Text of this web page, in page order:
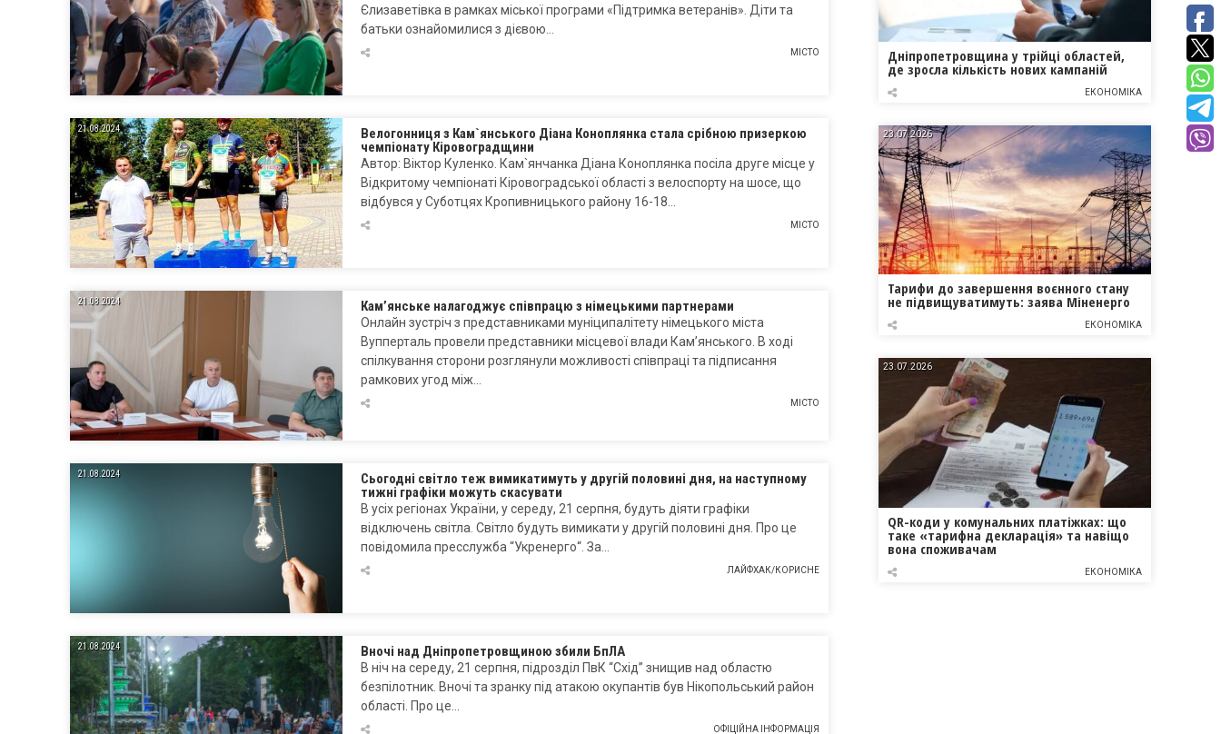
Єлизаветівка в рамках міської програми «Підтримка ветеранів». Діти та
батьки ознайомилися з дієвою…
МІСТО
21.08.2024
Велогонниця з Кам`янського Діана Коноплянка стала срібною призеркою
чемпіонату Кіровоградщини
Автор: Віктор Куленко. Кам`янчанка Діана Коноплянка посіла друге місце у
Відкритому чемпіонаті Кіровоградської області з велоспорту на шосе, що
відбувся у Суботцях Кропивницького району 16-18…
МІСТО
21.08.2024 Кам’янське налагоджує співпрацю з німецькими партнерами
Онлайн зустріч з представниками муніципалітету німецького міста
Вупперталь провели представники місцевої влади Кам’янського. В ході
спілкування сторони розглянули можливості співпраці та підписання
рамкових угод між…
МІСТО
21.08.2024
Сьогодні світло теж вимикатимуть у другій половині дня, на наступному
тижні графіки можуть скасувати
В усіх регіонах України, у середу, 21 серпня, будуть діяти графіки
відключень світла. Світло будуть вимикати у другій половині дня. Про це
повідомила пресслужба “Укренерго“. За…
ЛАЙФХАК/КОРИСНЕ
21.08.2024 Вночі над Дніпропетровщиною збили БпЛА
В ніч на середу, 21 серпня, підрозділ ПвК “Схід” знищив над областю
безпілотник. Вночі та зранку під атакою окупантів був Нікопольський район
області. Про це…
ОФІЦІЙНА ІНФОРМАЦІЯ
Дніпропетровщина у трійці областей,
де зросла кількість нових кампаній
ЕКОНОМІКА
23.07.2026
Тарифи до завершення воєнного стану
не підвищуватимуть: заява Міненерго
ЕКОНОМІКА
23.07.2026
QR-коди у комунальних платіжках: що
таке «тарифна декларація» та навіщо
вона споживачам
ЕКОНОМІКА